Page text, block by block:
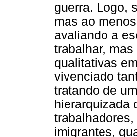
guerra. Logo,
mas ao
avaliando a
trabalhar,
qualitativas
vivenciado
tratando de
hierarquizada
imigrantes,